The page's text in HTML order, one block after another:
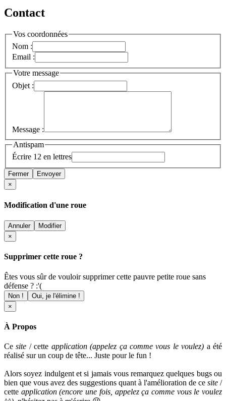
Contact
Vos coordonnées
Nom :
Email :
Votre message
Objet :
Message :
Antispam
Écrire 12 en lettres
Fermer
Envoyer
×
Modification d'une roue
Annuler
Modifier
×
Supprimer cette roue ?
Êtes vous sûr de vouloir supprimer cette pauvre petite roue sans
défense ? :'(
Non !
Oui, je l'élimine !
×
À Propos
Cesite / cette application (appelez ça comme vous le voulez) a été
réalisé sur un coup de tête... Juste pour le fun !
Alors soyez indulgent et si jamais vous remarquez quelques bugs ou
bien que vous avez des suggestions quant à l'amélioration de ce site /
cette application (encore une fois, appelez ça comme vous le voulez